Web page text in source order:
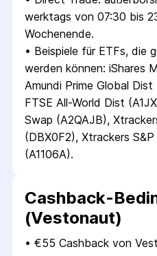
werktags von 07:30 bis
Wochenende.
• Beispiele für ETFs, die
werden können: iShares
Amundi Prime Global Dist
FTSE All-World Dist
Swap (A2QAJB),
(DBX0F2), Xtrackers
(A1106A).
Cashback-
(Vestonaut)
• €55 Cashback von